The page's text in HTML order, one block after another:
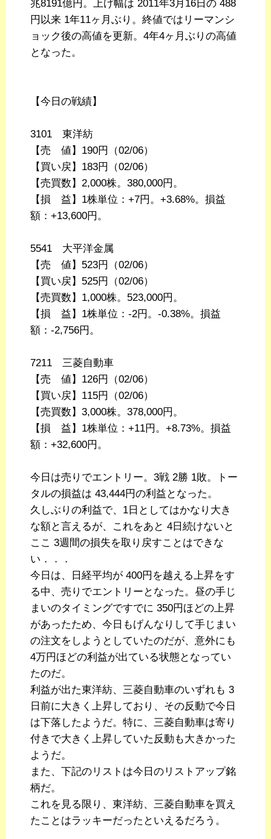
兆8191億円。上げ幅は 2011年3月16日の 488
円以来 1年11ヶ月ぶり。終値ではリーマンシ
ョック後の高値を更新。4年4ヶ月ぶりの高値
となった。
【今日の戦績】
3101 東洋紡
【売 値】190円（02/06）
【買い戻】183円（02/06）
【売買数】2,000株。380,000円。
【損 益】1株単位：+7円。+3.68%。損益
額：+13,600円。
5541 大平洋金属
【売 値】523円（02/06）
【買い戻】525円（02/06）
【売買数】1,000株。523,000円。
【損 益】1株単位：-2円。-0.38%。損益
額：-2,756円。
7211 三菱自動車
【売 値】126円（02/06）
【買い戻】115円（02/06）
【売買数】3,000株。378,000円。
【損 益】1株単位：+11円。+8.73%。損益
額：+32,600円。
今日は売りでエントリー。3戦 2勝 1敗。トー
タルの損益は 43,444円の利益となった。
久しぶりの利益で、1日としてはかなり大き
な額と言えるが、これをあと 4日続けないと
ここ 3週間の損失を取り戻すことはできな
い．．．
今日は、日経平均が 400円を越える上昇をす
る中、売りでエントリーとなった。昼の手じ
まいのタイミングですでに 350円ほどの上昇
があったため、今日もげんなりして手じまい
の注文をしようとしていたのだが、意外にも
4万円ほどの利益が出ている状態となってい
たのだ。
利益が出た東洋紡、三菱自動車のいずれも 3
日前に大きく上昇しており、その反動で今日
は下落したようだ。特に、三菱自動車は寄り
付きで大きく上昇していた反動も大きかった
ようだ。
また、下記のリストは今日のリストアップ銘
柄だ。
これを見る限り、東洋紡、三菱自動車を買え
たことはラッキーだったといえるだろう。